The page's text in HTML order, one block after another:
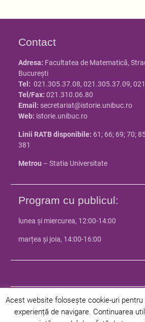
Contact
Adresa: Facultatea de Matematică,
Bucureşti
Tel: 021.305.37.08, 021.305.37.09,
Tel/Fax: 021.310.06.80
Email: secretariat@istorie.unibuc.ro
Web: istorie.unibuc.ro
Linii RATB disponibile: 61; 66; 69; 70;
381
Metrou – Statia Universitate
Program cu publicul:
lunea și miercurea, 12:00-14:00
marțea și joia, 14:00-16:00
Acest website folosește cookie-uri
experiență de navigare. Continuarea